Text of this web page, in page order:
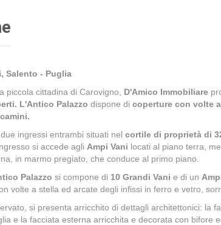
Salento - Puglia
piccola cittadina di Carovigno,
D'Amico Immobiliare
L'Antico Palazzo dispone di coperture con volte
camini.
ingressi entrambi situati nel cortile di proprietà di
si accede agli Ampi Vani locati al piano terra,
in marmo pregiato, che conduce al primo piano.
Palazzo si compone di 10 Grandi Vani e di un
volte a stella ed arcate degli infissi in ferro e vetro,
si presenta arricchito di dettagli architettonici: la
e la facciata esterna arricchita e decorata con bifore